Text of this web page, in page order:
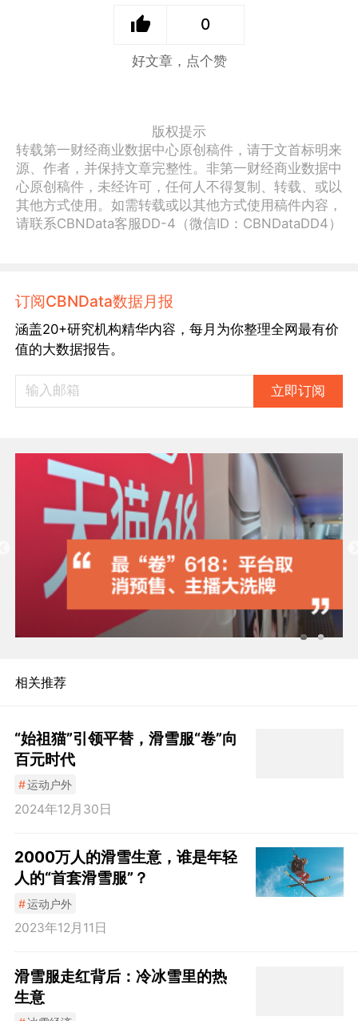
0
好文章，点个赞
版权提示
转载第一财经商业数据中心原创稿件，请于文首标明来
源、作者，并保持文章完整性。非第一财经商业数据中
心原创稿件，未经许可，任何人不得复制、转载、或以
其他方式使用。如需转载或以其他方式使用稿件内容，
请联系CBNData客服DD-4（微信ID：CBNDataDD4）
订阅CBNData数据月报
涵盖20+研究机构精华内容，每月为你整理全网最有价
值的大数据报告。
立即订阅
相关推荐
“始祖猫”引领平替，滑雪服“卷”向
百元时代
#运动户外
2024年12月30日
2000万人的滑雪生意，谁是年轻
人的“首套滑雪服”？
#运动户外
2023年12月11日
滑雪服走红背后：冷冰雪里的热
生意